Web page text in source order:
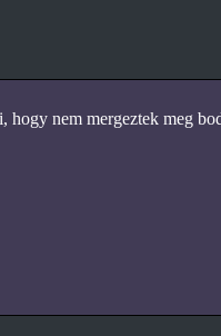
hogy nem mergeztek meg